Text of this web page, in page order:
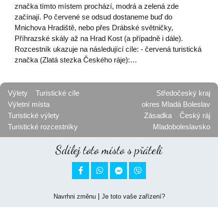
značka tímto místem prochází, modrá a zelená zde
začínají. Po červené se odsud dostaneme buď do
Mnichova Hradiště, nebo přes Drábské světničky,
Příhrazské skály až na Hrad Kost (a případně i dále).
Rozcestník ukazuje na následující cíle: - červená turistická
značka (Zlatá stezka Českého ráje):…
Výlety
Turistické cíle
Výletní místa
Turistické výlety
Turistické rozcestníky
Středočeský kraj
okres Mladá Boleslav
Zásadka
Český ráj
Mladoboleslavsko
Sdílej toto místo s přáteli
 
Navrhni změnu| Je toto vaše zařízení?